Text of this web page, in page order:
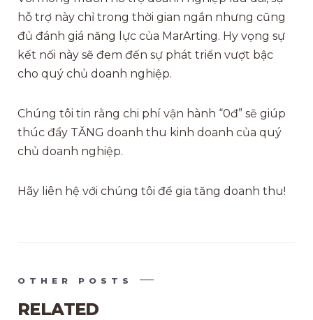
hỗ trợ này chỉ trong thời gian ngắn nhưng cũng
đủ đánh giá năng lực của MarArting. Hy vọng sự
kết nối này sẽ đem đến sự phát triển vượt bậc
cho quý chủ doanh nghiệp.
Chúng tôi tin rằng chi phí vận hành “0đ” sẽ giúp
thúc đẩy TĂNG doanh thu kinh doanh của quý
chủ doanh nghiệp.
Hãy liên hệ với chúng tôi để gia tăng doanh thu!
OTHER POSTS
RELATED